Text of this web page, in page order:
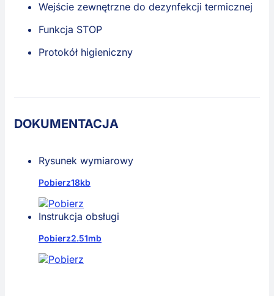
Wejście zewnętrzne do dezynfekcji termicznej
Funkcja STOP
Protokół higieniczny
DOKUMENTACJA
Rysunek wymiarowy
Pobierz18kb
Instrukcja obsługi
Pobierz2.51mb